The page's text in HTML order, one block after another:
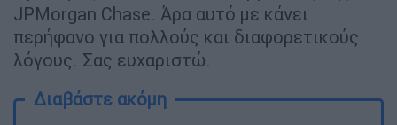
JPMorgan Chase. Άρα αυτό με κάνει
περήφανο για πολλούς και διαφορετικούς
λόγους. Σας ευχαριστώ.
Διαβάστε ακόμη